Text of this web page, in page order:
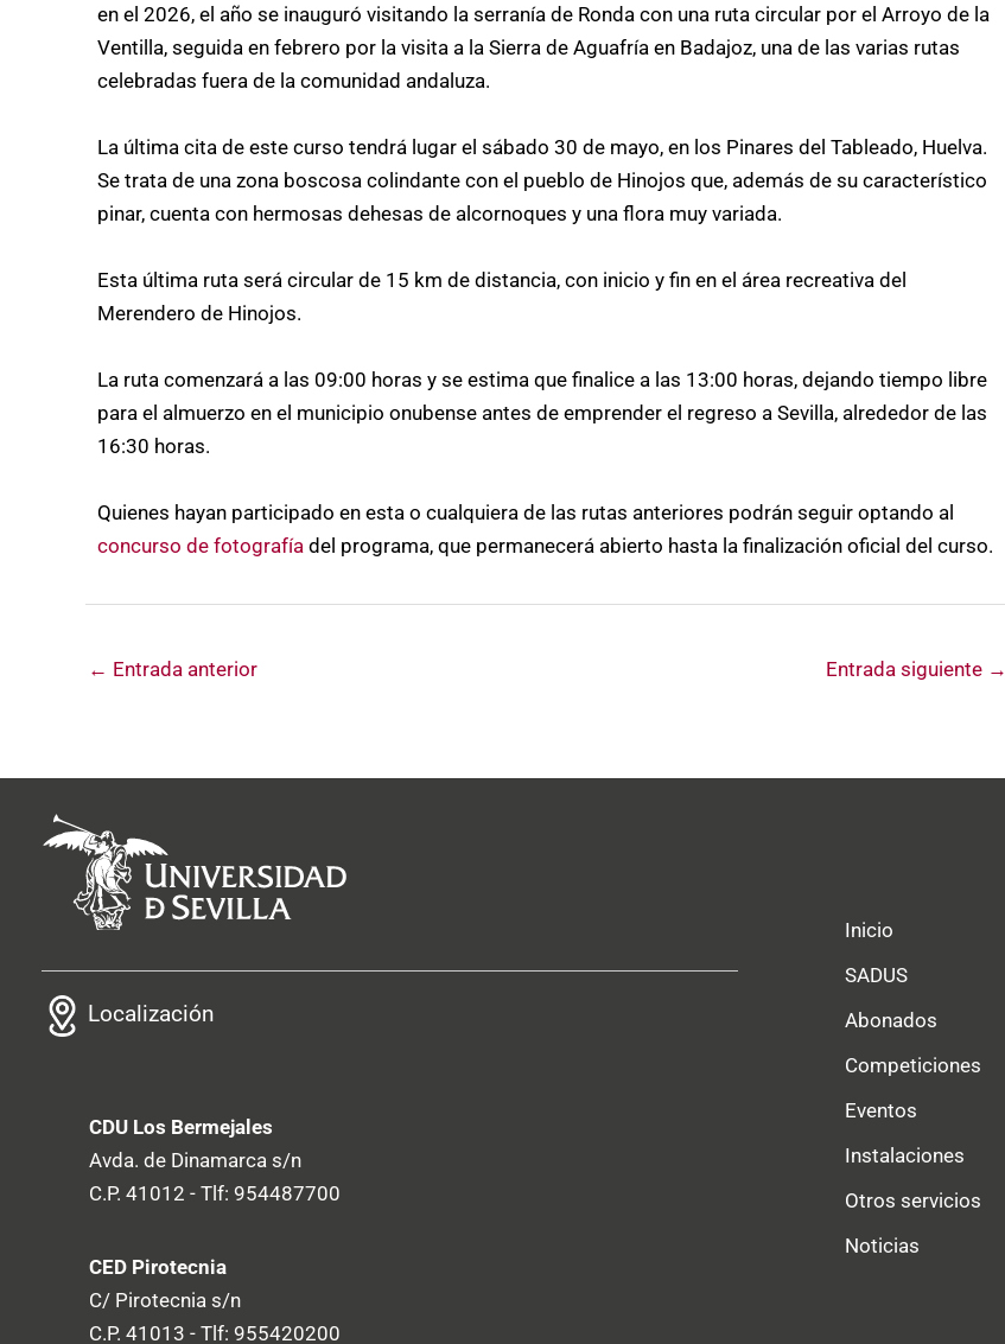
en el 2026, el año se inauguró visitando la serranía de Ronda con una ruta circular por el Arroyo de la
Ventilla, seguida en febrero por la visita a la Sierra de Aguafría en Badajoz, una de las varias rutas
celebradas fuera de la comunidad andaluza.
La última cita de este curso tendrá lugar el sábado 30 de mayo, en los Pinares del Tableado, Huelva.
Se trata de una zona boscosa colindante con el pueblo de Hinojos que, además de su característico
pinar, cuenta con hermosas dehesas de alcornoques y una flora muy variada.
Esta última ruta será circular de 15 km de distancia, con inicio y fin en el área recreativa del
Merendero de Hinojos.
La ruta comenzará a las 09:00 horas y se estima que finalice a las 13:00 horas, dejando tiempo libre
para el almuerzo en el municipio onubense antes de emprender el regreso a Sevilla, alrededor de las
16:30 horas.
Quienes hayan participado en esta o cualquiera de las rutas anteriores podrán seguir optando al
concurso de fotografía del programa, que permanecerá abierto hasta la finalización oficial del curso.
← Entrada anterior Entrada siguiente →
Localización
CDU Los Bermejales
Avda. de Dinamarca s/n
C.P. 41012 - Tlf: 954487700
CED Pirotecnia
C/ Pirotecnia s/n
C.P. 41013 - Tlf: 955420200
Inicio
SADUS
Abonados
Competiciones
Eventos
Instalaciones
Otros servicios
Noticias